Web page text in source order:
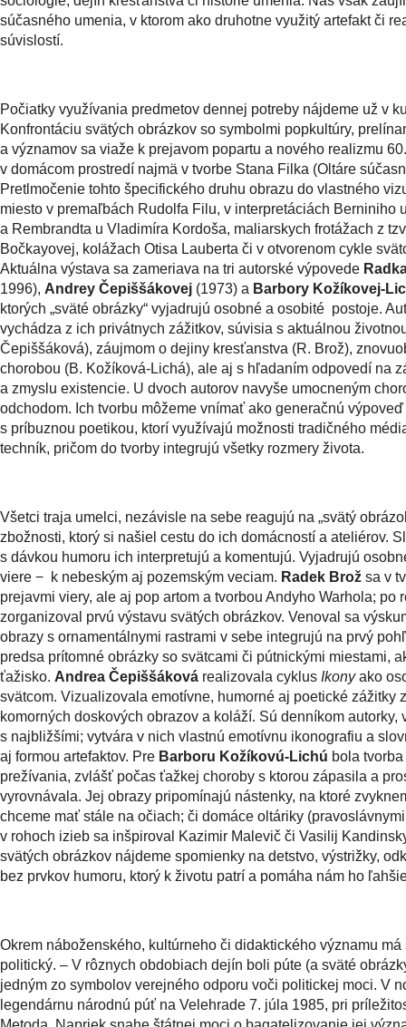
súčasného umenia, v ktorom ako druhotne využitý artefakt či
súvislostí.
Počiatky využívania predmetov dennej potreby nájdeme už v
Konfrontáciu svätých obrázkov so symbolmi popkultúry,
a významov sa viaže k prejavom popartu a nového realizmu
v domácom prostredí najmä v tvorbe Stana Filka (Oltáre
Pretlmočenie tohto špecifického druhu obrazu do vlastného
miesto v premaľbách Rudolfa Filu, v interpretáciách Berniniho
a Rembrandta u Vladimíra Kordoša, maliarskych frotážach z
Bočkayovej, kolážach Otisa Lauberta či v otvorenom cykle
Aktuálna výstava sa zameriava na tri autorské výpovede
1996), Andrey Čepiššákovej (1973) a Barbory Kožíkovej-
ktorých „sväté obrázky“ vyjadrujú osobné a osobité postoje.
vychádza z ich privátnych zážitkov, súvisia s aktuálnou
Čepiššáková), záujmom o dejiny kresťanstva (R. Brož),
chorobou (B. Kožíková-Lichá), ale aj s hľadaním odpovedí na
a zmyslu existencie. U dvoch autorov navyše umocneným
odchodom. Ich tvorbu môžeme vnímať ako generačnú
s príbuznou poetikou, ktorí využívajú možnosti tradičného
techník, pričom do tvorby integrujú všetky rozmery života.
Všetci traja umelci, nezávisle na sebe reagujú na „svätý
zbožnosti, ktorý si našiel cestu do ich domácností a ateliérov.
s dávkou humoru ich interpretujú a komentujú. Vyjadrujú
viere − k nebeským aj pozemským veciam. Radek Brož sa v
prejavmi viery, ale aj pop artom a tvorbou Andyho Warhola; po
zorganizoval prvú výstavu svätých obrázkov. Venoval sa
obrazy s ornamentálnymi rastrami v sebe integrujú na prvý
predsa prítomné obrázky so svätcami či pútnickými miestami,
ťažisko. Andrea Čepiššáková realizovala cyklus Ikonyako
svätcom. Vizualizovala emotívne, humorné aj poetické zážitky
komorných doskových obrazov a koláží. Sú denníkom autorky,
s najbližšími; vytvára v nich vlastnú emotívnu ikonografiu a
aj formou artefaktov. Pre Barboru Kožíkovú-Lichú bola
prežívania, zvlášť počas ťažkej choroby s ktorou zápasila a
vyrovnávala. Jej obrazy pripomínajú nástenky, na ktoré
chceme mať stále na očiach; či domáce oltáriky
v rohoch izieb sa inšpiroval Kazimir Malevič či Vasilij
svätých obrázkov nájdeme spomienky na detstvo, výstrižky,
bez prvkov humoru, ktorý k životu patrí a pomáha nám ho
Okrem náboženského, kultúrneho či didaktického významu
politický. – V rôznych obdobiach dejín boli púte (a sväté
jedným zo symbolov verejného odporu voči politickej moci. V
legendárnu národnú púť na Velehrade 7. júla 1985, pri